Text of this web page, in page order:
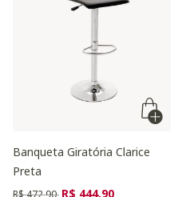
Banqueta Giratória Clarice
Preta
Preço reduzido de
R$ 472,90 para
R$ 444,90